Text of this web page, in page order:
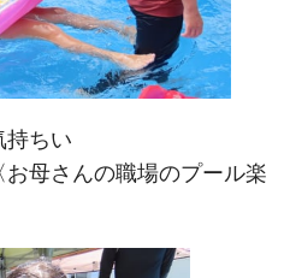
ちい
の職場のプール楽